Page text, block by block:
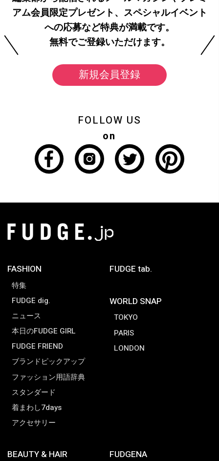
アム会員限定プレゼント、スペシャルイベント
への応募など特典が満載です。
無料でご登録いただけます。
新規会員登録
FOLLOW US
on
FASHION
特集
FUDGE dig.
ニュース
本日のFUDGE GIRL
FUDGE FRIEND
ブランドピックアップ
ファッション用語辞典
スタンダード
着まわし7days
アクセサリー
FUDGE tab.
WORLD SNAP
TOKYO
PARIS
LONDON
BEAUTY & HAIR FUDGENA